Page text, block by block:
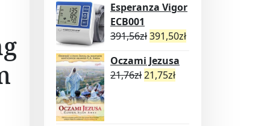
Esperanza Vigor
ECB001
391,56zł391,50zł
Oczami Jezusa
21,76zł21,75zł